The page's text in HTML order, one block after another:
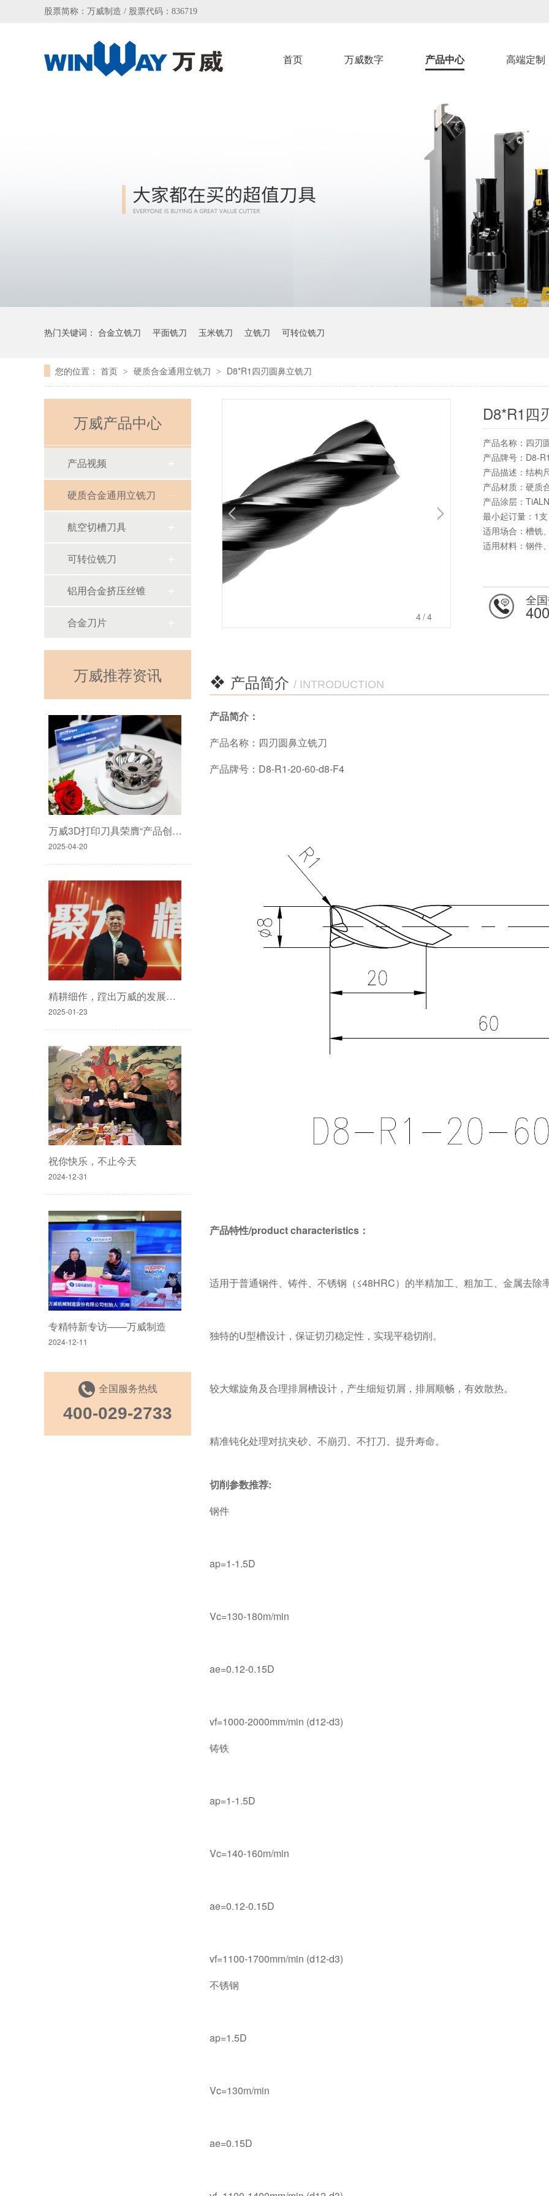
股票简称：万威制造 / 股票代码：836719
首页 万威数字 产品中心 高端定制
热门关键词： 合金立铣刀 平面铣刀 玉米铣刀 立铣刀 可转位铣刀
您的位置： 首页 > 硬质合金通用立铣刀 > D8*R1四刃圆鼻立铣刀
4/4
D8*R1四
产品名称：四刃
产品牌号：D8-
产品描述：结构
产品材质：硬质
产品涂层：TiALN
最小起订量：1支
适用场合：槽铣
适用材料：钢件
全
产品简介 / INTRODUCTION
产品简介：
产品名称：四刃圆鼻立铣刀
产品牌号： D8-R1-20-60-d8-F4
产品特性/product characteristics ：
适用于普通钢件、铸件、不锈钢（≤48HRC）的半精加工、粗加工、金属去除率
独特的U型槽设计，保证切刃稳定性，实现平稳切削。
较大螺旋角及合理排屑槽设计，产生细短切屑，排屑顺畅，有效散热。
精准钝化处理对抗夹砂、不崩刃、不打刀、提升寿命。
切削参数推荐:
钢件
ap=1-1.5D
Vc=130-180m/min
ae=0.12-0.15D
vf=1000-2000mm/min (d12-d3)
铸铁
ap=1-1.5D
Vc=140-160m/min
ae=0.12-0.15D
vf=1100-1700mm/min (d12-d3)
不锈钢
ap=1.5D
Vc=130m/min
ae=0.15D
万威产品中心
产品视频
硬质合金通用立铣刀
航空切槽刀具
可转位铣刀
铝用合金挤压丝锥
合金刀片
万威推荐资讯
万威3D打印刀具荣膺“产品创新奖”
2025-04-20
精耕细作，蹚出万威的发展之路
2025-01-23
祝你快乐，不止今天
2024-12-31
专精特新专访——万威制造
2024-12-11
全国服务热线
400-029-2733